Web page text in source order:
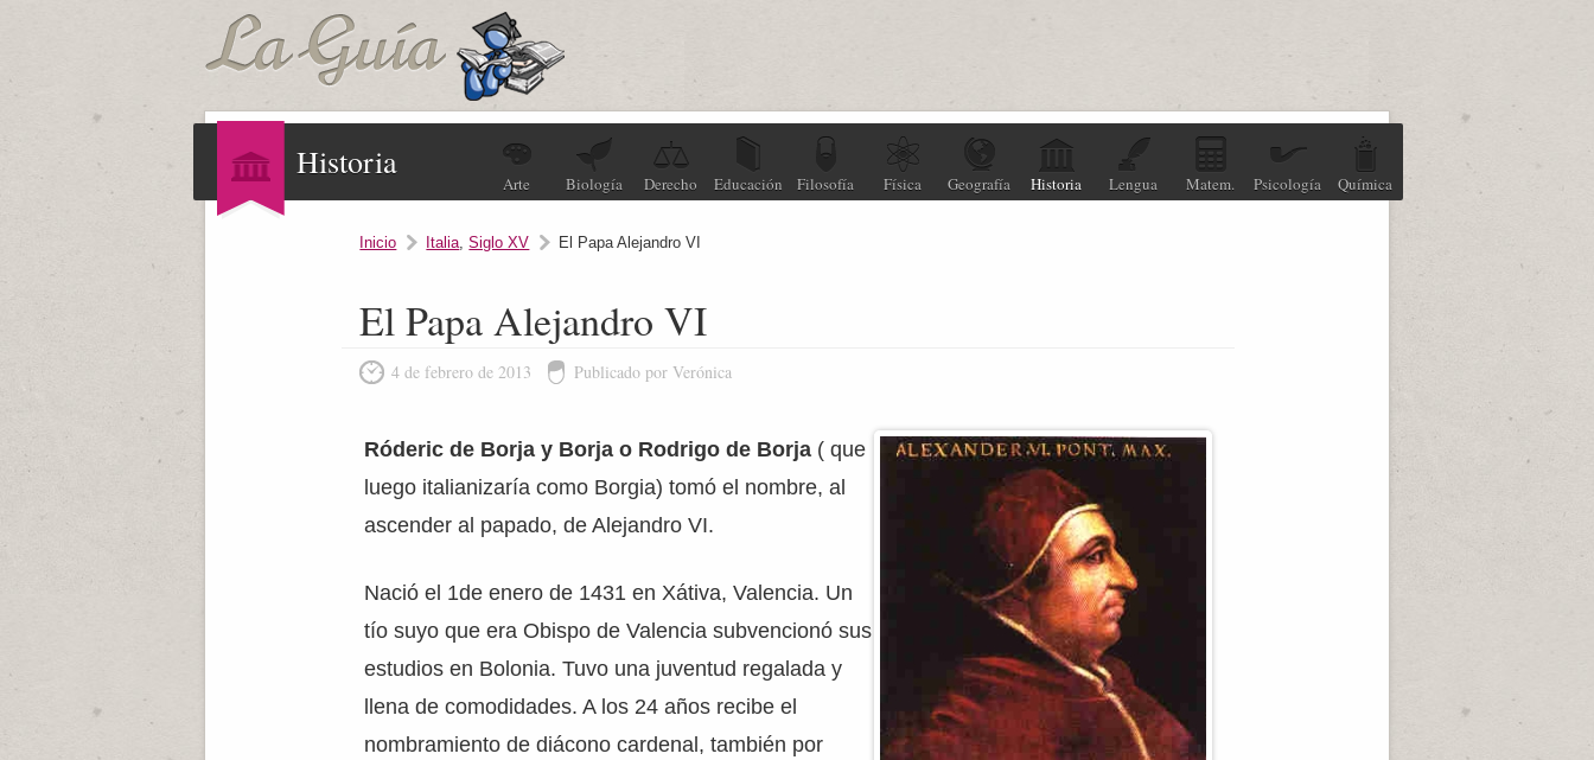
Historia
Arte Biología Derecho Educación Filosofía Física Geografía Historia Lengua Matem. Psicología Química
Inicio Italia,Siglo XV El Papa Alejandro VI
El Papa Alejandro VI
4 de febrero de 2013 Publicado por Verónica
Róderic de Borja y Borja o Rodrigo de Borja ( que
luego italianizaría como Borgia) tomó el nombre, al
ascender al papado, de Alejandro VI.
Nació el 1de enero de 1431 en Xátiva, Valencia. Un
tío suyo que era Obispo de Valencia subvencionó sus
estudios en Bolonia. Tuvo una juventud regalada y
llena de comodidades. A los 24 años recibe el
nombramiento de diácono cardenal, también por